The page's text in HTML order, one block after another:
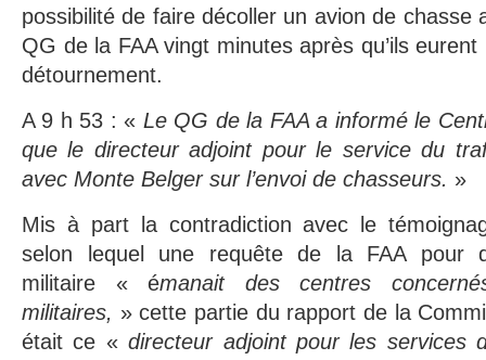
possibilité de faire décoller un avion de chasse
QG de la FAA vingt minutes après qu’ils
détournement.
A 9 h 53 : « Le QG de la FAA a informé le
que le directeur adjoint pour le service du
avec Monte Belger sur l’envoi de chasseurs. »
Mis à part la contradiction avec le
selon lequel une requête de la FAA pour
militaire « émanait des centres
militaires, » cette partie du rapport de la
était ce «directeur adjoint pour les services